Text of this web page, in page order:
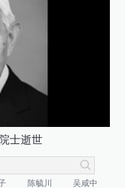
士逝世
陈毓川
吴咸中